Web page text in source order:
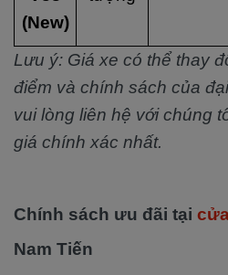
(New)
Lưu ý: Giá xe có thể thay
điểm và chính sách của
vui lòng liên hệ với chúng
giá chính xác nhất.
Chính sách ưu đãi tại
Nam Tiến